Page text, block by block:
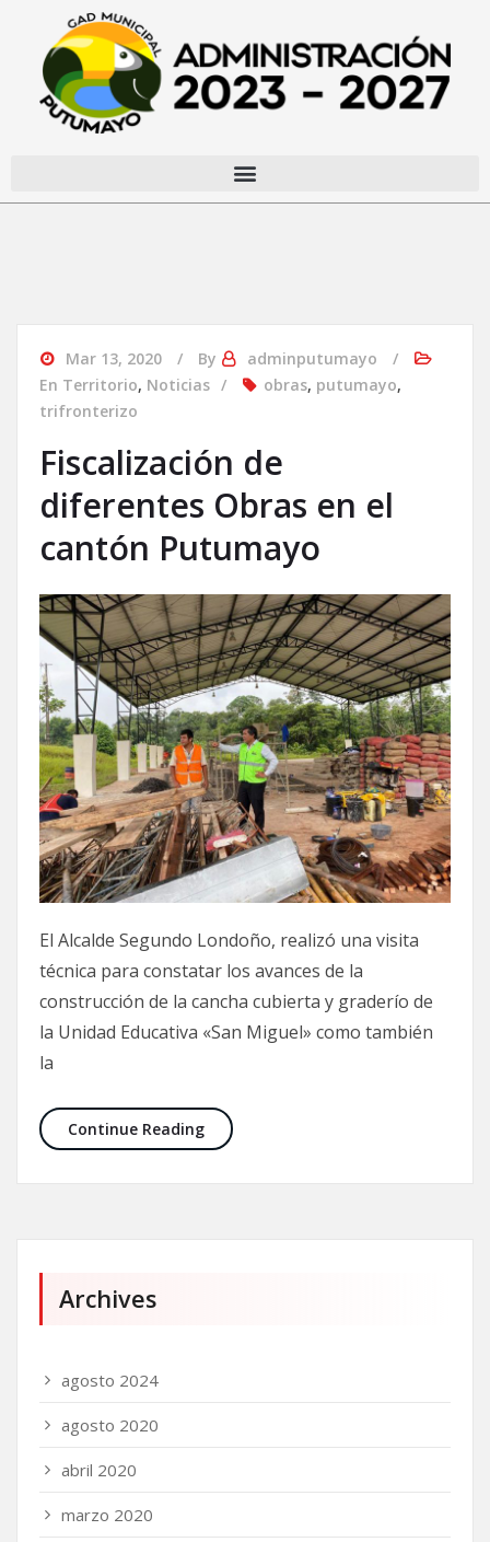
Mar 13, 2020 By
adminputumayo
En Territorio, Noticias obras, putumayo,
trifronterizo
Fiscalización de
diferentes Obras en el
cantón Putumayo
El Alcalde Segundo Londoño, realizó una visita
técnica para constatar los avances de la
construcción de la cancha cubierta y graderío de
la Unidad Educativa «San Miguel» como también
la
Continue Reading
Archives
agosto 2024
agosto 2020
abril 2020
marzo 2020